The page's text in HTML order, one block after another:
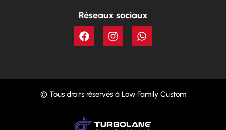
Réseaux sociaux
© Tous droits réservés à Low Family Custom